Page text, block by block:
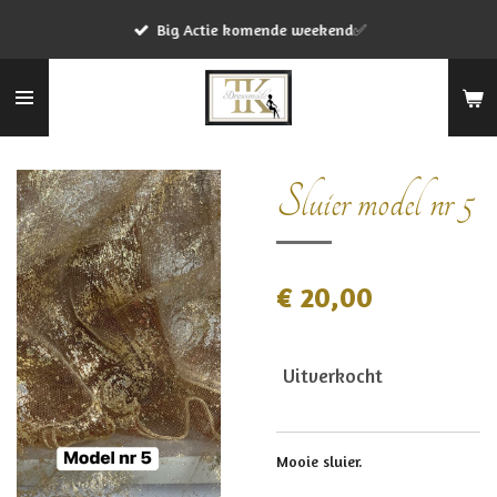
de
Big Actie komende weekend✅
Sluier model nr 5
€ 20,00
Uitverkocht
Mooie sluier.